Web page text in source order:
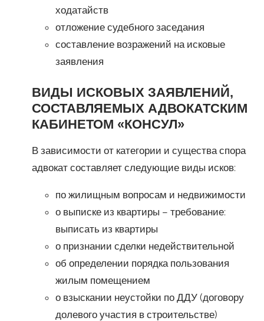
ходатайств
отложение судебного заседания
составление возражений на исковые
заявления
ВИДЫ ИСКОВЫХ ЗАЯВЛЕНИЙ,
СОСТАВЛЯЕМЫХ АДВОКАТСКИМ
КАБИНЕТОМ «КОНСУЛ»
В зависимости от категории и существа спора
адвокат составляет следующие виды исков:
по жилищным вопросам и недвижимости
о выписке из квартиры – требование:
выписать из квартиры
о признании сделки недействительной
об определении порядка пользования
жилым помещением
о взыскании неустойки по ДДУ (договору
долевого участия в строительстве)